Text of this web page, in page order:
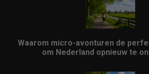
Waarom micro-avonturen de
om Nederland opnieuw te